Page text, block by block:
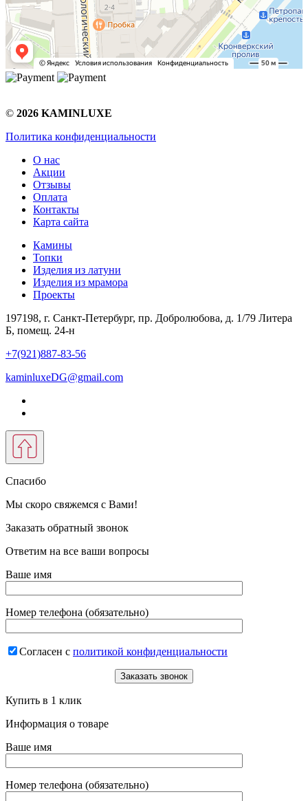
© 2026 KAMINLUXE
Политика конфиденциальности
О нас
Акции
Отзывы
Оплата
Контакты
Карта сайта
Камины
Топки
Изделия из латуни
Изделия из мрамора
Проекты
197198, г. Санкт-Петербург, пр. Добролюбова, д. 1/79 Литера
Б, помещ. 24-н
+7(921)887-83-56
kaminluxeDG@gmail.com
Спасибо
Мы скоро свяжемся с Вами!
Заказать обратный звонок
Ответим на все ваши вопросы
Ваше имя
Номер телефона (обязательно)
Согласен с политикой конфиденциальности
Купить в 1 клик
Информация о товаре
Ваше имя
Номер телефона (обязательно)